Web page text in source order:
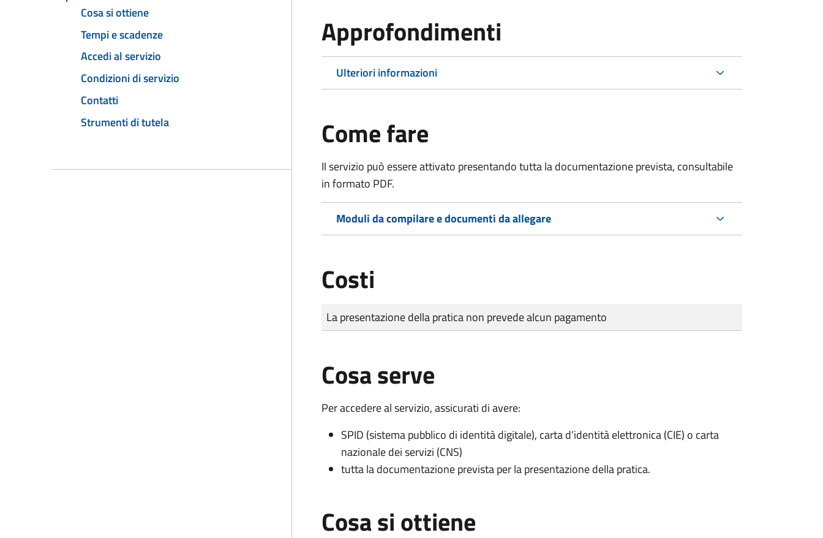
Cosa si ottiene
Tempi e scadenze
Accedi al servizio
Condizioni di servizio
Contatti
Strumenti di tutela
Approfondimenti
Ulteriori informazioni
Come fare
Il servizio può essere attivato presentando tutta la documentazione prevista, consultabile
in formato PDF.
Moduli da compilare e documenti da allegare
Costi
Tipo di pagamento
Importo
La presentazione della pratica non prevede alcun pagamento
Cosa serve
Per accedere al servizio, assicurati di avere:
SPID (sistema pubblico di identità digitale), carta d’identità elettronica (CIE) o carta
nazionale dei servizi (CNS)
tutta la documentazione prevista per la presentazione della pratica.
Cosa si ottiene